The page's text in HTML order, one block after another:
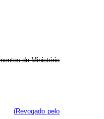
do Ministério
(Revogado pelo